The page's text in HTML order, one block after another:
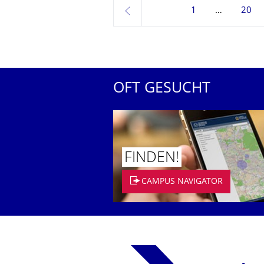
zurück
1 20
OFT GESUCHT
FINDEN!
CAMPUS NAVIGATOR